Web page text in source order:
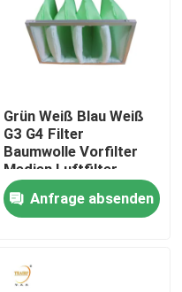
Grün Weiß Blau Weiß
G3 G4 Filter
Baumwolle Vorfilter
Medien Luftfilter
Anfrage absenden